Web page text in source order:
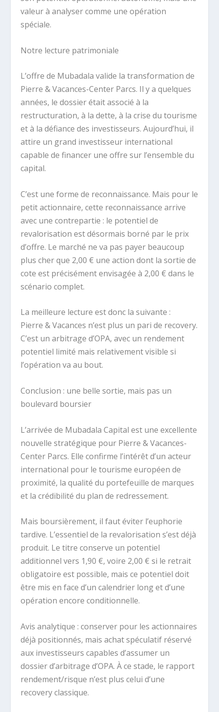
valeur à analyser comme une opération
spéciale.
Notre lecture patrimoniale
L’offre de Mubadala valide la transformation de
Pierre & Vacances-Center Parcs. Il y a quelques
années, le dossier était associé à la
restructuration, à la dette, à la crise du tourisme
et à la défiance des investisseurs. Aujourd’hui, il
attire un grand investisseur international
capable de financer une offre sur l’ensemble du
capital.
C’est une forme de reconnaissance. Mais pour le
petit actionnaire, cette reconnaissance arrive
avec une contrepartie : le potentiel de
revalorisation est désormais borné par le prix
d’offre. Le marché ne va pas payer beaucoup
plus cher que 2,00 € une action dont la sortie de
cote est précisément envisagée à 2,00 € dans le
scénario complet.
La meilleure lecture est donc la suivante :
Pierre & Vacances n’est plus un pari de recovery.
C’est un arbitrage d’OPA, avec un rendement
potentiel limité mais relativement visible si
l’opération va au bout.
Conclusion : une belle sortie, mais pas un
boulevard boursier
L’arrivée de Mubadala Capital est une excellente
nouvelle stratégique pour Pierre & Vacances-
Center Parcs. Elle confirme l’intérêt d’un acteur
international pour le tourisme européen de
proximité, la qualité du portefeuille de marques
et la crédibilité du plan de redressement.
Mais boursièrement, il faut éviter l’euphorie
tardive. L’essentiel de la revalorisation s’est déjà
produit. Le titre conserve un potentiel
additionnel vers 1,90 €, voire 2,00 € si le retrait
obligatoire est possible, mais ce potentiel doit
être mis en face d’un calendrier long et d’une
opération encore conditionnelle.
Avis analytique : conserver pour les actionnaires
déjà positionnés, mais achat spéculatif réservé
aux investisseurs capables d’assumer un
dossier d’arbitrage d’OPA. À ce stade, le rapport
rendement/risque n’est plus celui d’une
recovery classique.